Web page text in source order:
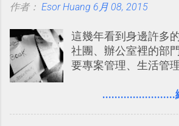
享合作，讓彼此都能
（或是沒有好的印表
提供了印照片的服務
可以立即拿到，操作
之前我在電腦玩物分
方便教學 」。這篇
作者： Esor Huang 6月 08, 2015
這幾年看到身邊許多
社團、辦公室裡的部
要專案管理、生活管
一個什麼樣的管理工